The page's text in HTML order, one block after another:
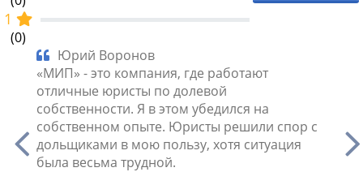
1
(0)
их
Юрий Воронов
«МИП» - это компания, где работают
отличные юристы по долевой
собственности. Я в этом убедился на
собственном опыте. Юристы решили спор с
дольщиками в мою пользу, хотя ситуация
была весьма трудной.